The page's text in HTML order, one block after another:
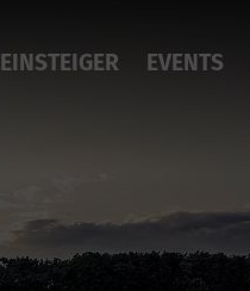
EINSTEIGER EVENTS